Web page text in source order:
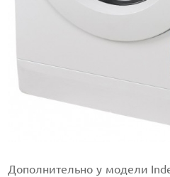
Дополнительно у модели